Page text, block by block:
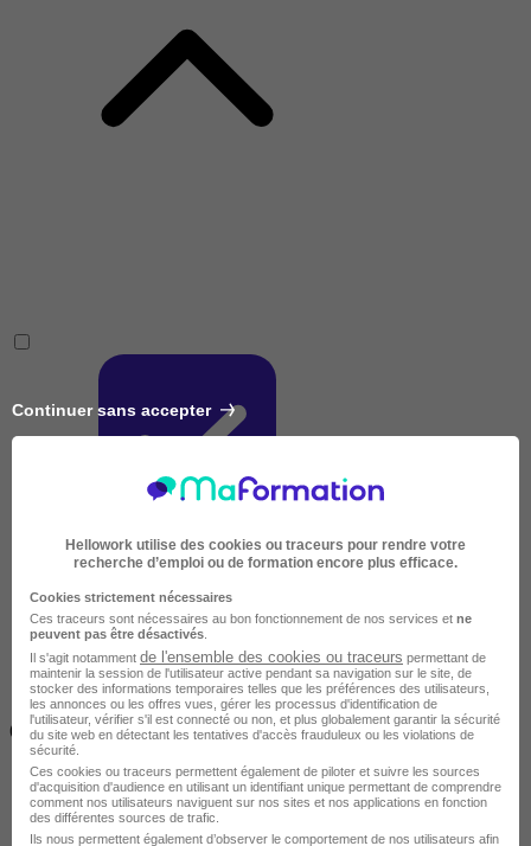
Inférieur à 2 jours
(14h)
Continuer sans accepter
Hellowork utilise des cookies ou traceurs pour rendre votre
recherche d’emploi ou de formation encore plus efficace.
Cookies strictement nécessaires
Ces traceurs sont nécessaires au bon fonctionnement de nos services et ne
peuvent pas être désactivés
Il s'agit notamment de l'ensemble des cookies ou traceurs permettant de
maintenir la session de l'utilisateur active pendant sa navigation sur le site, de
stocker des informations temporaires telles que les préférences des utilisateurs,
les annonces ou les offres vues, gérer les processus d'identification de
l'utilisateur, vérifier s'il est connecté ou non, et plus globalement garantir la sécurité
du site web en détectant les tentatives d'accès frauduleux ou les violations de
sécurité.
Ces cookies ou traceurs permettent également de piloter et suivre les sources
d'acquisition d'audience en utilisant un identifiant unique permettant de comprendre
comment nos utilisateurs naviguent sur nos sites et nos applications en fonction
des différentes sources de trafic.
Ils nous permettent également d’observer le comportement de nos utilisateurs afin